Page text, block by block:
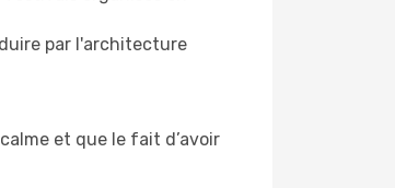
par l'architecture
et que le fait d’avoir